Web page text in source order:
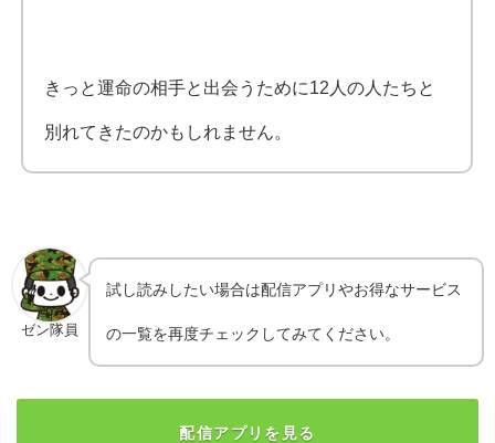
きっと運命の相手と出会うために12人の人たちと
別れてきたのかもしれません。
ゼン隊員
試し読みしたい場合は配信アプリやお得なサービス
の一覧を再度チェックしてみてください。
配信アプリを見る